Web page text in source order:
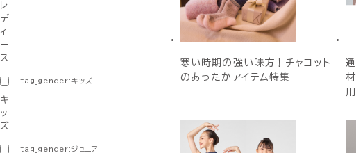
レ
デ
ィ
ー
ス
tag_gender:キッズ
キ
ッ
ズ
tag_gender:ジュニア
寒い時期の強い味方！チャコット
のあったかアイテム特集